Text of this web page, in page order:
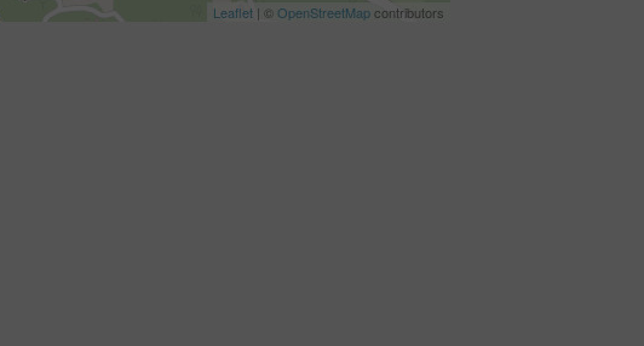
Leaflet| © OpenStreetMapcontributors